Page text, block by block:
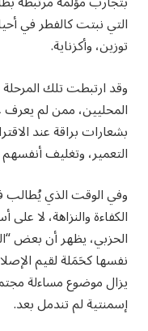
التي نبتت كالفطر في
توزين، وأكزناية.
وقد ارتبطت تلك
المحليين، ممن لم يعرف
بشعارات براقة عند
التعمير، وتغليف
وفي الوقت الذي
الكفاءة والنزاهة، لا
الحزبي، يظهر أن بعض
نفسها كحَمَلة لقيم
يزال موضوع مساءلة
إسمنتية لم تندمل بعد.